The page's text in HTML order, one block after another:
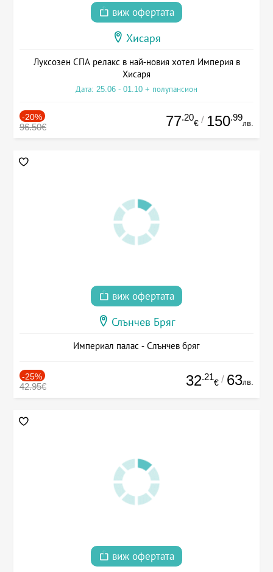
виж офертата
Хисаря
Луксозен СПА релакс в най-новия хотел Империя в
Хисаря
Дата: 25.06 - 01.10 + полупансион
-20%
96.50€ 77.20
€ / 150.99
лв.
виж офертата
Слънчев Бряг
Империал палас - Слънчев бряг
-25%
42.95€ 32.21
€ / 63лв.
виж офертата